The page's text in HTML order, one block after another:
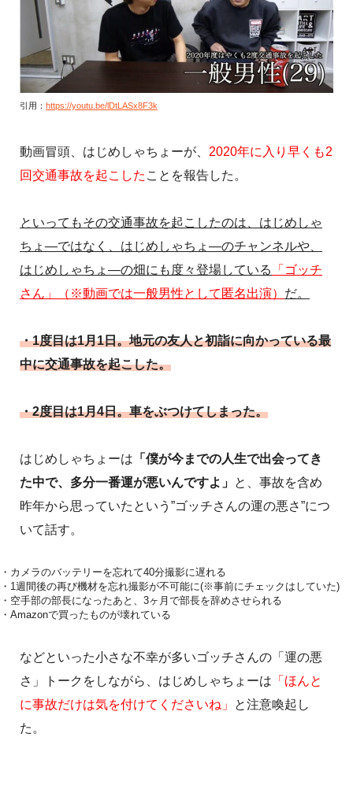
引用： https://youtu.be/lDtLASx8F3k
動画冒頭、はじめしゃちょーが、 2020年に入り早くも2
回交通事故を起こした ことを報告した。
といってもその交通事故を起こしたのは、はじめしゃ
ちょ―ではなく、はじめしゃちょ―のチャンネルや、
はじめしゃちょ―の畑にも度々登場している
「ゴッチ
さん」（※動画では一般男性として匿名出演） だ。
・1度目は1月1日。地元の友人と初詣に向かっている最
中に交通事故を起こした。
・2度目は1月4日。車をぶつけてしまった。
はじめしゃちょーは 「僕が今までの人生で出会ってき
た中で、多分一番運が悪いんですよ」 と、事故を含め
昨年から思っていたという”ゴッチさんの運の悪さ”につ
いて話す。
・カメラのバッテリーを忘れて40分撮影に遅れる
・1週間後の再び機材を忘れ撮影が不可能に(※事前にチェックはしていた)
・空手部の部長になったあと、3ヶ月で部長を辞めさせられる
・Amazonで買ったものが壊れている
などといった小さな不幸が多いゴッチさんの「運の悪
さ」トークをしながら、はじめしゃちょーは 「ほんと
に事故だけは気を付けてくださいね」
と注意喚起し
た。